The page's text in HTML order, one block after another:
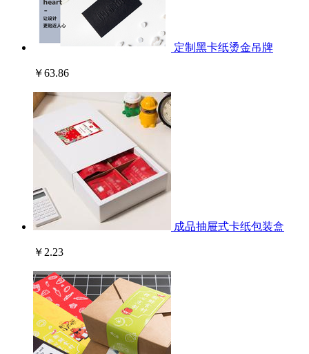
定制黑卡纸烫金吊牌
￥63.86
成品抽屉式卡纸包装盒
￥2.23